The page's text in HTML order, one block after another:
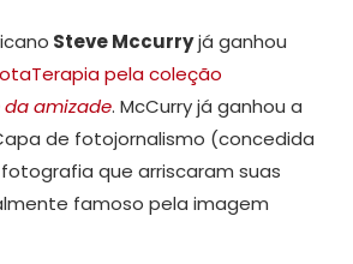
Steve Mccurryjá ganhou
pela coleção
da amizade. McCurry já ganhou a
de fotojornalismo (concedida
que arriscaram suas
famoso pela imagem